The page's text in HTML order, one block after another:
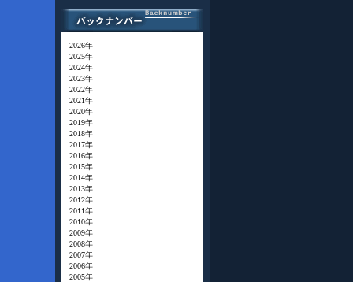
2026年
2025年
2024年
2023年
2022年
2021年
2020年
2019年
2018年
2017年
2016年
2015年
2014年
2013年
2012年
2011年
2010年
2009年
2008年
2007年
2006年
2005年